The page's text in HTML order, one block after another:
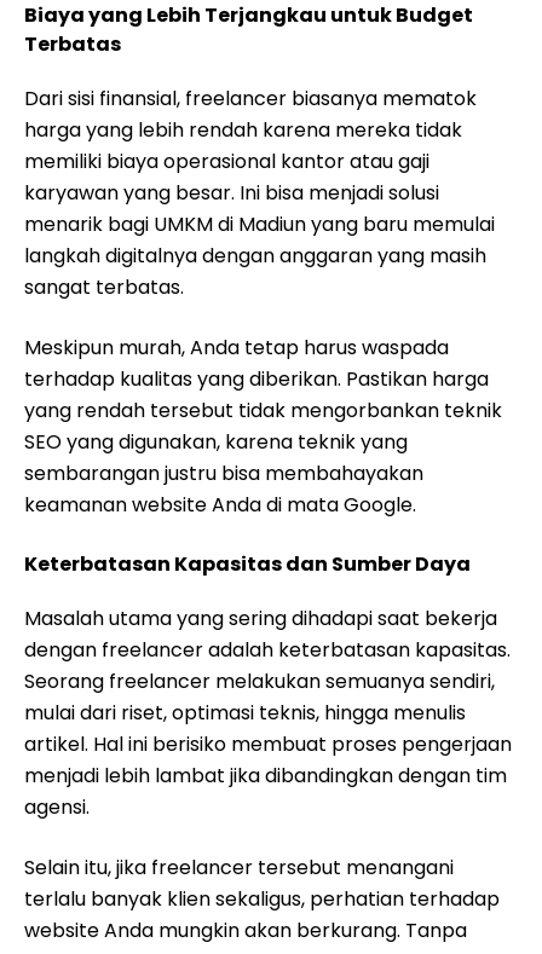
Biaya yang Lebih Terjangkau untuk Budget
Terbatas
Dari sisi finansial, freelancer biasanya mematok
harga yang lebih rendah karena mereka tidak
memiliki biaya operasional kantor atau gaji
karyawan yang besar. Ini bisa menjadi solusi
menarik bagi UMKM di Madiun yang baru memulai
langkah digitalnya dengan anggaran yang masih
sangat terbatas.
Meskipun murah, Anda tetap harus waspada
terhadap kualitas yang diberikan. Pastikan harga
yang rendah tersebut tidak mengorbankan teknik
SEO yang digunakan, karena teknik yang
sembarangan justru bisa membahayakan
keamanan website Anda di mata Google.
Keterbatasan Kapasitas dan Sumber Daya
Masalah utama yang sering dihadapi saat bekerja
dengan freelancer adalah keterbatasan kapasitas.
Seorang freelancer melakukan semuanya sendiri,
mulai dari riset, optimasi teknis, hingga menulis
artikel. Hal ini berisiko membuat proses pengerjaan
menjadi lebih lambat jika dibandingkan dengan tim
agensi.
Selain itu, jika freelancer tersebut menangani
terlalu banyak klien sekaligus, perhatian terhadap
website Anda mungkin akan berkurang. Tanpa